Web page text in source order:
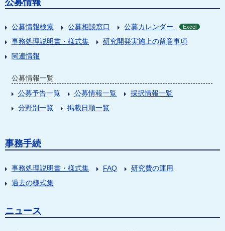
公募情報
公募情報検索 公募相談窓口 公募カレンダー Excel
事務処理説明書・様式集
研究開発実施上の留意事項
関連情報
公募情報一覧
公募予告一覧
公募情報一覧
採択情報一覧
分野別一覧
掲載日順一覧
事務手続
事務処理説明書・様式集 FAQ
研究費の運用
過去の様式集
ニュース